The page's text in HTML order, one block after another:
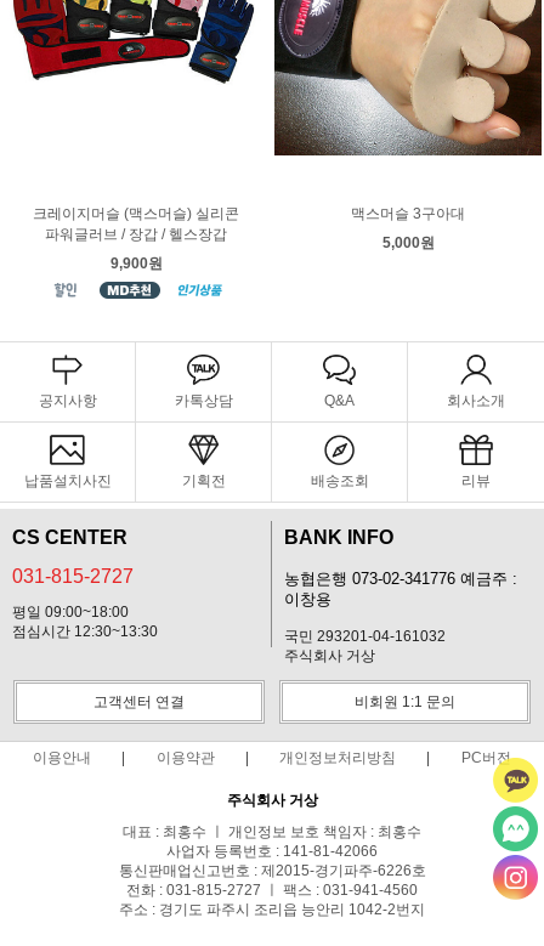
크레이지머슬 (맥스머슬) 실리콘
파워글러브 / 장갑 / 헬스장갑
9,900원
맥스머슬 3구아대
5,000원
공지사항 카톡상담 Q&A 회사소개
납품설치사진 기획전 배송조회 리뷰
CS CENTER
031-815-2727
평일 09:00~18:00
점심시간 12:30~13:30
BANK INFO
농협은행 073-02-341776 예금주 :
이창용
국민 293201-04-161032
주식회사 거상
고객센터 연결 비회원 1:1 문의
이용안내 이용약관 개인정보처리방침 PC버전
주식회사 거상
대표 : 최홍수 ㅣ 개인정보 보호 책임자 : 최홍수
사업자 등록번호 : 141-81-42066
통신판매업신고번호 : 제2015-경기파주-6226호
전화 : 031-815-2727 ㅣ 팩스 : 031-941-4560
주소 : 경기도 파주시 조리읍 능안리 1042-2번지